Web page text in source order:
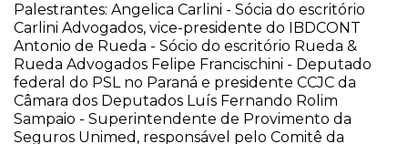
Palestrantes: Angelica Carlini - Sócia do escritório
Carlini Advogados, vice-presidente do IBDCONT
Antonio de Rueda - Sócio do escritório Rueda &
Rueda Advogados Felipe Francischini - Deputado
federal do PSL no Paraná e presidente CCJC da
Câmara dos Deputados Luís Fernando Rolim
Sampaio - Superintendente de Provimento da
Seguros Unimed, responsável pelo Comitê da